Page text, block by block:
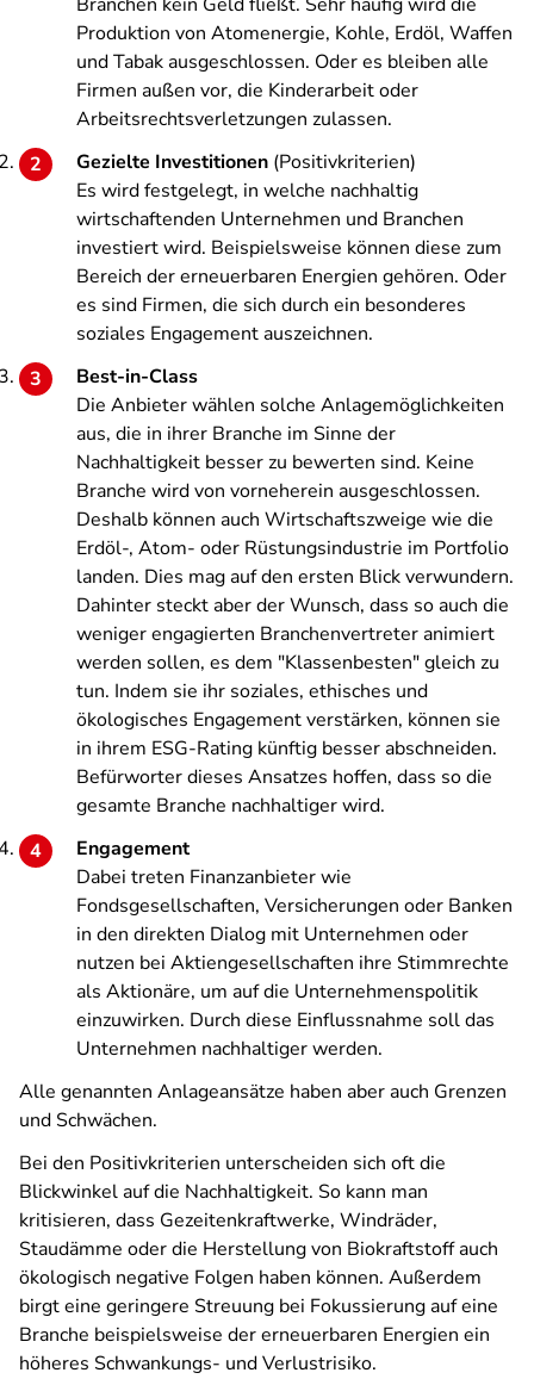
Produktion von Atomenergie, Kohle, Erdöl, Waffen
und Tabak ausgeschlossen. Oder es bleiben alle
Firmen außen vor, die Kinderarbeit oder
Arbeitsrechtsverletzungen zulassen.
Gezielte Investitionen (Positivkriterien)
Es wird festgelegt, in welche nachhaltig
wirtschaftenden Unternehmen und Branchen
investiert wird. Beispielsweise können diese zum
Bereich der erneuerbaren Energien gehören. Oder
es sind Firmen, die sich durch ein besonderes
soziales Engagement auszeichnen.
Best-in-Class
Die Anbieter wählen solche Anlagemöglichkeiten
aus, die in ihrer Branche im Sinne der
Nachhaltigkeit besser zu bewerten sind. Keine
Branche wird von vorneherein ausgeschlossen.
Deshalb können auch Wirtschaftszweige wie die
Erdöl-, Atom- oder Rüstungsindustrie im Portfolio
landen. Dies mag auf den ersten Blick verwundern.
Dahinter steckt aber der Wunsch, dass so auch die
weniger engagierten Branchenvertreter animiert
werden sollen, es dem "Klassenbesten" gleich zu
tun. Indem sie ihr soziales, ethisches und
ökologisches Engagement verstärken, können sie
in ihrem ESG-Rating künftig besser abschneiden.
Befürworter dieses Ansatzes hoffen, dass so die
gesamte Branche nachhaltiger wird.
Engagement
Dabei treten Finanzanbieter wie
Fondsgesellschaften, Versicherungen oder Banken
in den direkten Dialog mit Unternehmen oder
nutzen bei Aktiengesellschaften ihre Stimmrechte
als Aktionäre, um auf die Unternehmenspolitik
einzuwirken. Durch diese Einflussnahme soll das
Unternehmen nachhaltiger werden.
Alle genannten Anlageansätze haben aber auch Grenzen
und Schwächen.
Bei den Positivkriterien unterscheiden sich oft die
Blickwinkel auf die Nachhaltigkeit. So kann man
kritisieren, dass Gezeitenkraftwerke, Windräder,
Staudämme oder die Herstellung von Biokraftstoff auch
ökologisch negative Folgen haben können. Außerdem
birgt eine geringere Streuung bei Fokussierung auf eine
Branche beispielsweise der erneuerbaren Energien ein
höheres Schwankungs- und Verlustrisiko.